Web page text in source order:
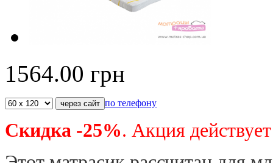
1564.00 грн
по телефону
Скидка -25%. Акция